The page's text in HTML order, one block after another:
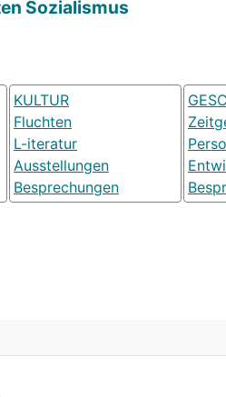
Sozialismus
KULTUR
Fluchten
L-iteratur
Ausstellungen
Besprechungen